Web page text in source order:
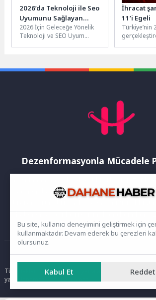
2026’da Teknoloji ile Seo
Uyumunu Sağlayan
Haberler ve Pazarlama
Stratejileri
2026 İçin Geleceğe Yönelik
Teknoloji ve SEO Uyum
İhracat
11’i Egeli
Türkiye’nin
Dezenformasyonla Mücadele
Yayınlanan haberler doğruluk ilkesi
rağmen bazı içeriklerde eksik, hatalı veya
bilgiler bulunabilir.Yanlış veya yanıltıcı
haberleri aşağıdaki iletişim kanallarından
Ana Sayfa
Tüm hakları saklıdır. Sitede yer alan içerikler izinsiz
yayımlanamaz ve kullanılamaz.
Bu site, kullanıcı deneyimini geliştirmek için
kullanmaktadır. Devam ederek bu çerezleri
olursunuz.
Kabul Et Reddet